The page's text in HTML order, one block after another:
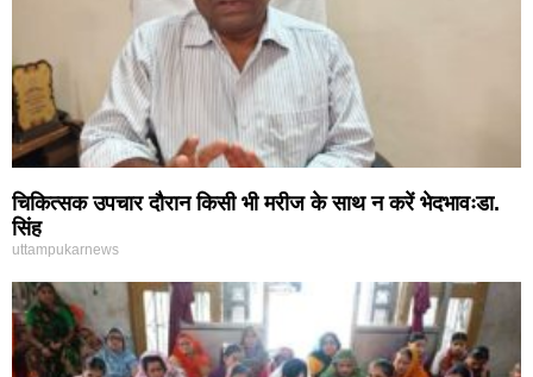
चिकित्सक उपचार दौरान किसी भी मरीज के साथ न करें भेदभावःडा.
सिंह
uttampukarnews